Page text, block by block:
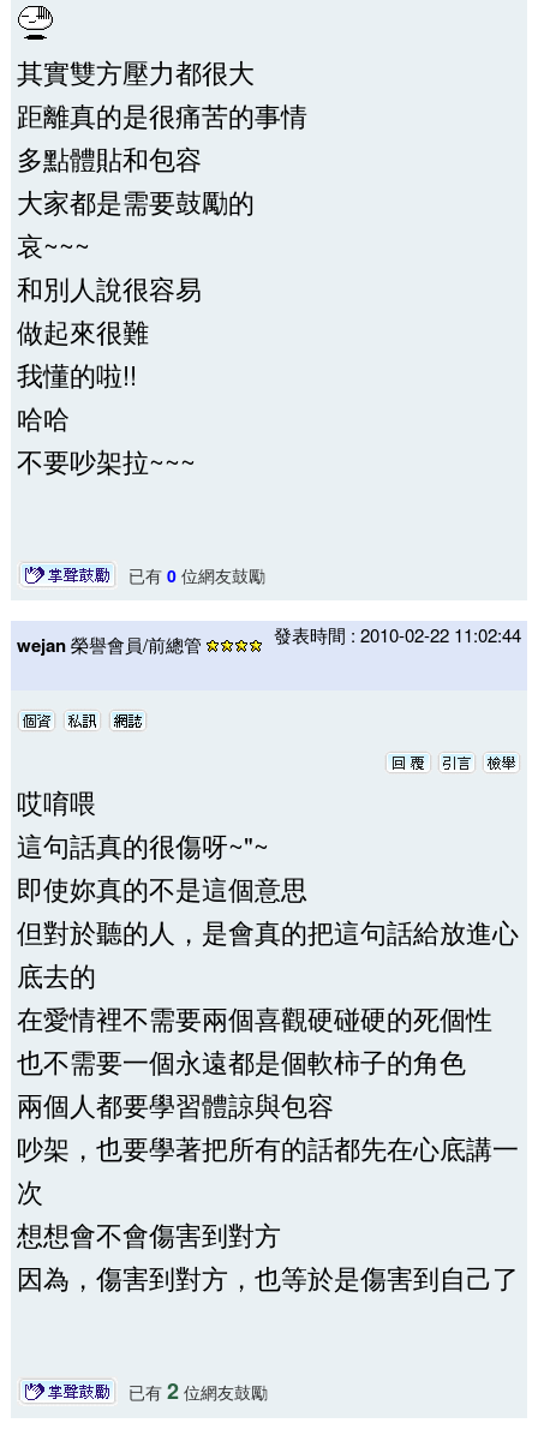
其實雙方壓力都很大
距離真的是很痛苦的事情
多點體貼和包容
大家都是需要鼓勵的
哀~~~
和別人說很容易
做起來很難
我懂的啦!!
哈哈
不要吵架拉~~~
已有 0位網友鼓勵
wejan榮譽會員/前總管 發表時間 : 2010-02-22 11:02:44
哎唷喂
這句話真的很傷呀~"~
即使妳真的不是這個意思
但對於聽的人，是會真的把這句話給放進心
底去的
在愛情裡不需要兩個喜觀硬碰硬的死個性
也不需要一個永遠都是個軟柿子的角色
兩個人都要學習體諒與包容
吵架，也要學著把所有的話都先在心底講一
次
想想會不會傷害到對方
因為，傷害到對方，也等於是傷害到自己了
已有 2位網友鼓勵